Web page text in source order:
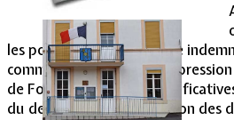
les points suivants : régime
communal ; avis sur la
de Fontoy ; décisions
du devis ATDO, approbation des